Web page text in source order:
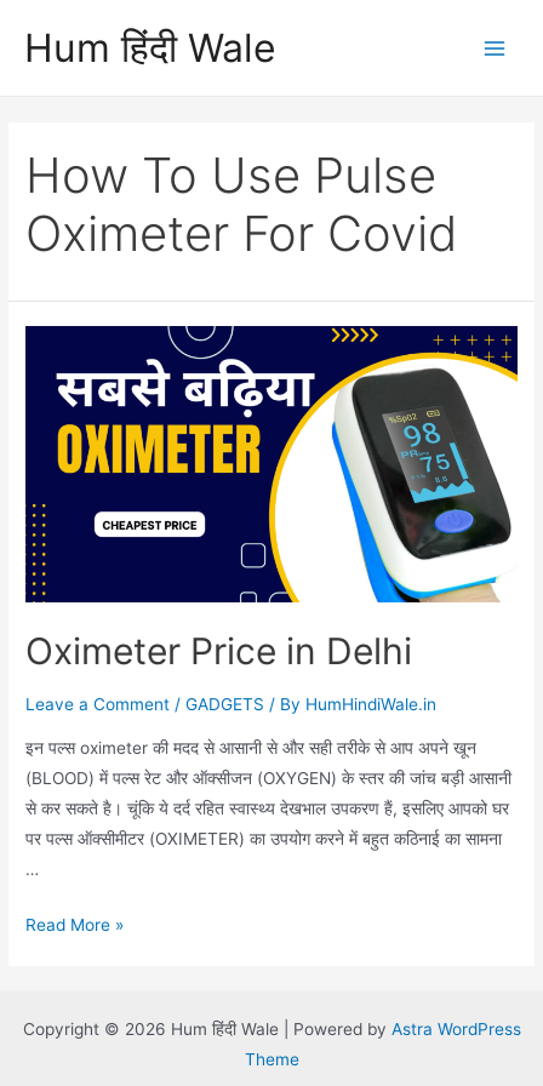
Hum हिंदी Wale
How To Use Pulse
Oximeter For Covid
Oximeter Price in Delhi
Leave a Comment /GADGETS / By HumHindiWale.in
इन पल्स oximeter की मदद से आसानी से और सही तरीके से आप अपने खून
(BLOOD) में पल्स रेट और ऑक्सीजन (OXYGEN) के स्तर की जांच बड़ी आसानी
से कर सकते है। चूंकि ये दर्द रहित स्वास्थ्य देखभाल उपकरण हैं, इसलिए आपको घर
पर पल्स ऑक्सीमीटर (OXIMETER) का उपयोग करने में बहुत कठिनाई का सामना
…
Oximeter
Read More »
Copyright © 2026 Hum हिंदी Wale | Powered by Astra WordPress
Theme